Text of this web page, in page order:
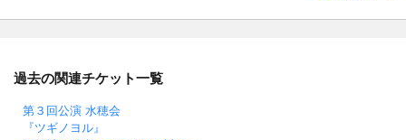
過去の関連チケット一覧
第３回公演 水穂会
『ツギノヨル』